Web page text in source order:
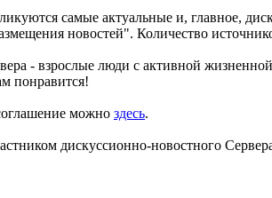
самые актуальные и, главное,
новостей". Количество
- взрослые люди с активной
понравится!
можно здесь.
дискуссионно-новостного